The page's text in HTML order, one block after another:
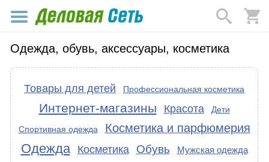
Одежда, обувь, аксессуары, косметика
Товары для детей Профессиональная косметика
Интернет-магазины Красота Дети
Спортивная одежда Косметика и парфюмерия
Одежда Косметика Обувь Мужская одежда